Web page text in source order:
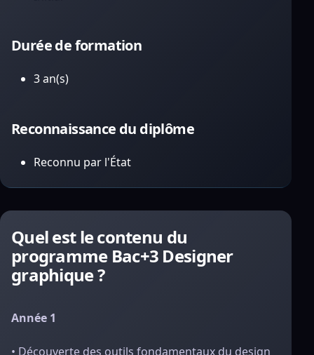
Durée de formation
3 an(s)
Reconnaissance du diplôme
Reconnu par l'État
Quel est le contenu du
programme Bac+3 Designer
graphique ?
Année 1
• Découverte des outils fondamentaux du design